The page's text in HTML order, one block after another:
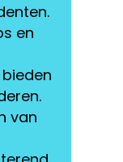
en
van